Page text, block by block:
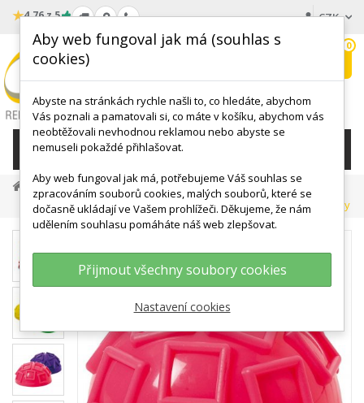
★4.76 z 5 CZK
wishlist
0
KATEGORIE
BALANC, MOTORIKA
Balanční Podložky
Čočky, Válce, Klíny
TOGU Geo Balance Igel - Různé Varianty
Aby web fungoval jak má (souhlas s
cookies)
Abyste na stránkách rychle našli to, co hledáte, abychom
Vás poznali a pamatovali si, co máte v košíku, abychom vás
neobtěžovali nevhodnou reklamou nebo abyste se
nemuseli pokaždé přihlašovat.
Aby web fungoval jak má, potřebujeme Váš souhlas se
zpracováním souborů cookies, malých souborů, které se
dočasně ukládají ve Vašem prohlížeči. Děkujeme, že nám
udělením souhlasu pomáháte náš web zlepšovat.
Přijmout všechny soubory cookies
Nastavení cookies